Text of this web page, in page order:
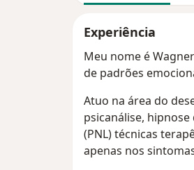
Experiência
Meu nome é
de padrões
Atuo na área do
psicanálise,
(PNL) técnicas
apenas nos